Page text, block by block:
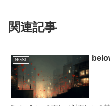
関連記事
NGSL